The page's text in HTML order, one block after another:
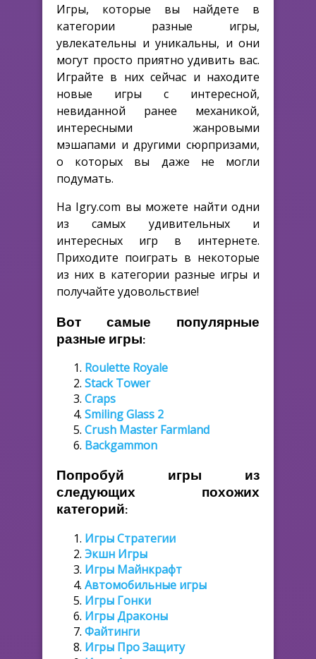
Игры, которые вы найдете в
категории разные игры,
увлекательны и уникальны, и они
могут просто приятно удивить вас.
Играйте в них сейчас и находите
новые игры с интересной,
невиданной ранее механикой,
интересными жанровыми
мэшапами и другими сюрпризами,
о которых вы даже не могли
подумать.
На Igry.com вы можете найти одни
из самых удивительных и
интересных игр в интернете.
Приходите поиграть в некоторые
из них в категории разные игры и
получайте удовольствие!
Вот самые популярные
разные игры:
Roulette Royale
Stack Tower
Craps
Smiling Glass 2
Crush Master Farmland
Backgammon
Попробуй игры из
следующих похожих
категорий:
Игры Стратегии
Экшн Игры
Игры Майнкрафт
Автомобильные игры
Игры Гонки
Игры Драконы
Файтинги
Игры Про Защиту